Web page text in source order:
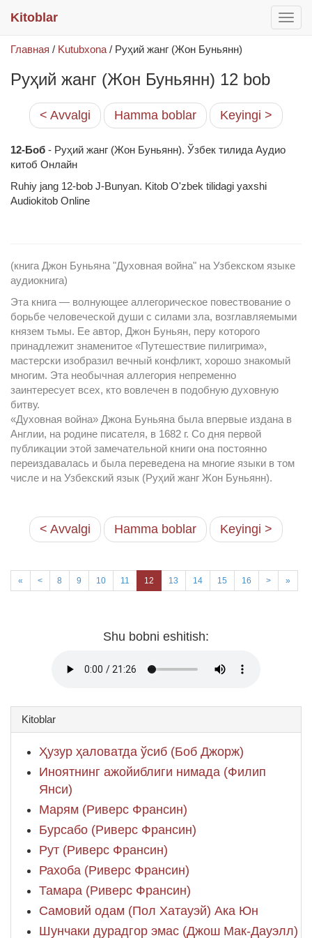
меню
Kitoblar
Главная / Kutubxona / Руҳий жанг (Жон Буньянн)
Руҳий жанг (Жон Буньянн) 12 bob
< Avvalgi Hamma boblar Keyingi >
12-Боб - Руҳий жанг (Жон Буньянн). Ўзбек тилида Аудио
китоб Онлайн
Ruhiy jang 12-bob J-Bunyan. Kitob O'zbek tilidagi yaxshi
Audiokitob Online
(книга Джон Буньяна "Духовная война" на Узбекском языке
аудиокнига)
Эта книга — волнующее аллегорическое повествование о
борьбе человеческой души с силами зла, возглавляемыми
князем тьмы. Ее автор, Джон Буньян, перу которого
принадлежит знаменитое «Путешествие пилигрима»,
мастерски изобразил вечный конфликт, хорошо знакомый
многим. Эта необычная аллегория непременно
заинтересует всех, кто вовлечен в подобную духовную
битву.
«Духовная война» Джона Буньяна была впервые издана в
Англии, на родине писателя, в 1682 г. Со дня первой
публикации этой замечательной книги она постоянно
переиздавалась и была переведена на многие языки в том
числе и на Узбекский язык (Руҳий жанг Жон Буньянн).
< Avvalgi Hamma boblar Keyingi >
« < 8 9 10 11 12 13 14 15 16 > »
Shu bobni eshitish:
Kitoblar
Ҳузур ҳаловатда ўсиб (Боб Джорж)
Иноятнинг ажойиблиги нимада (Филип
Янси)
Марям (Риверс Франсин)
Бурсабо (Риверс Франсин)
Рут (Риверс Франсин)
Рахоба (Риверс Франсин)
Тамара (Риверс Франсин)
Самовий одам (Пол Хатауэй) Ака Юн
Шунчаки дурадгор эмас (Джош Мак-Дауэлл)